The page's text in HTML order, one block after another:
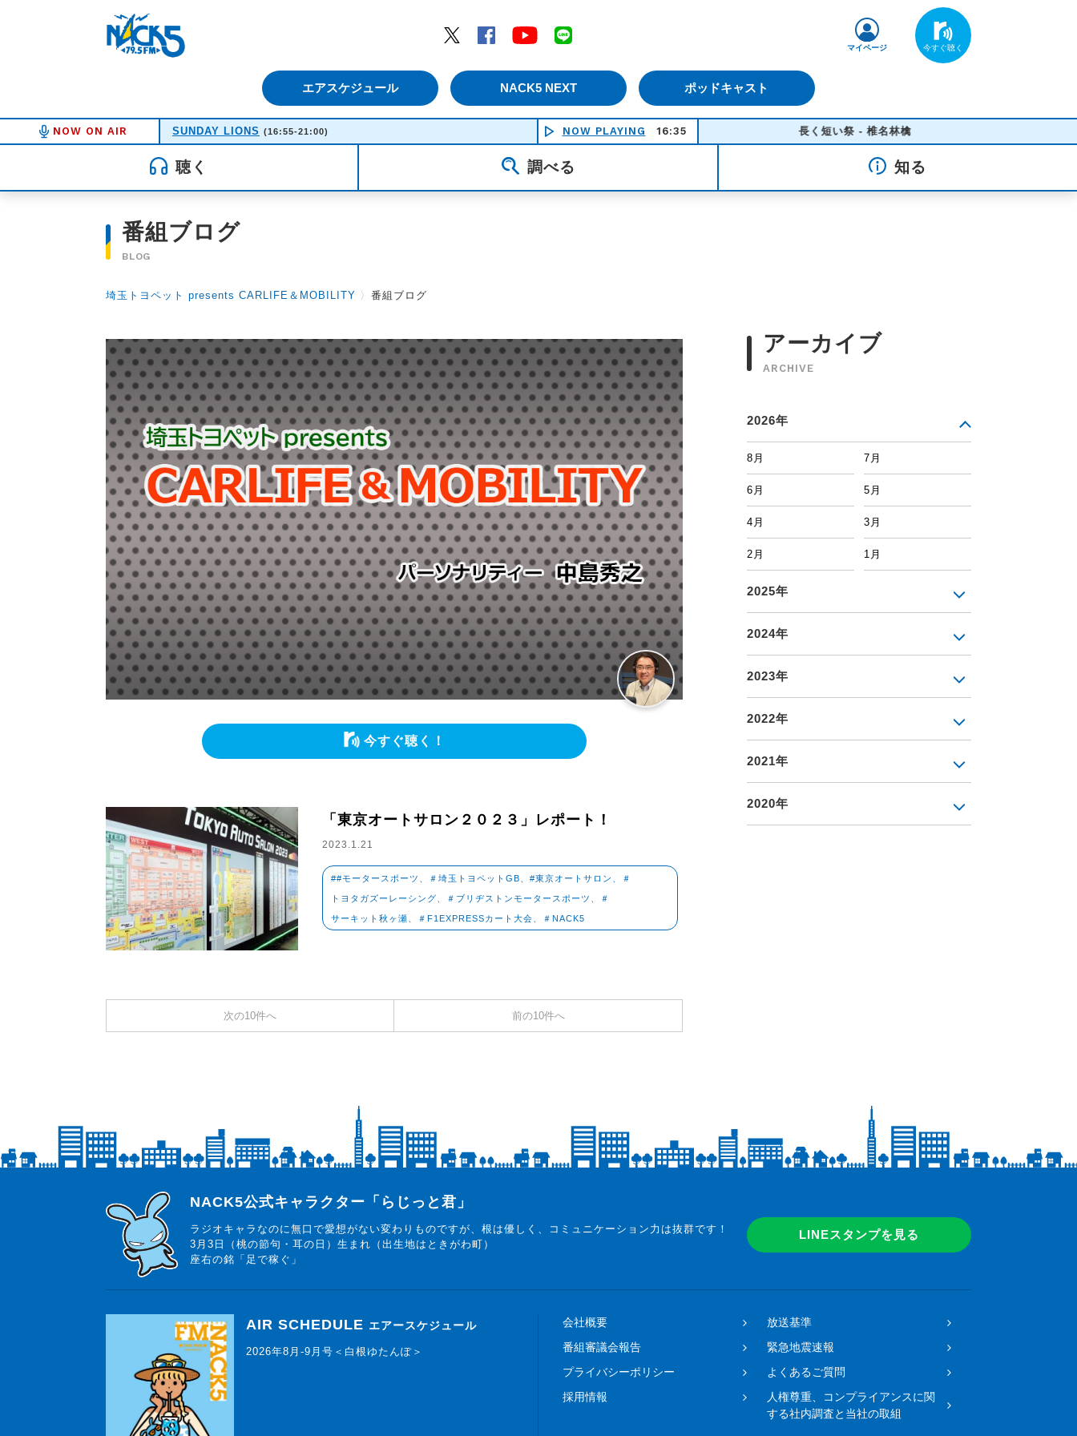
Twitter
Facebook YouTube
エアスケジュール NACK5 NEXT ポッドキャスト
マイページ
NOW ON AIR SUNDAY LIONS (16:55-21:00) NOW PLAYING 16:35 長く短い祭 - 椎名林檎
聴く 調べる 知る
番組ブログ
BLOG
埼玉トヨペット presents CARLIFE＆MOBILITY 〉 番組ブログ
今すぐ聴く！
「東京オートサロン２０２３」レポート！
2023.1.21
##モータースポーツ、＃埼玉トヨペットGB、#東京オートサロン、＃
トヨタガズーレーシング、＃ブリヂストンモータースポーツ、＃
サーキット秋ヶ瀬、＃F1EXPRESSカート大会、＃NACK5
次の10件へ 前の10件へ
アーカイブ
ARCHIVE
2026年
8月 7月
6月 5月
4月 3月
2月 1月
2025年
2024年
2023年
2022年
2021年
2020年
らじっと君
NACK5公式キャラクター「らじっと君」
ラジオキャラなのに無口で愛想がない変わりものですが、根は優しく、コミュニケーション力は抜群です！
3月3日（桃の節句・耳の日）生まれ（出生地はときがわ町）
座右の銘「足で稼ぐ」
LINEスタンプを見る
AIR SCHEDULE エアースケジュール
2026年8月-9月号＜白根ゆたんぽ＞
会社概要
放送基準
番組審議会報告
緊急地震速報
プライバシーポリシー
よくあるご質問
採用情報
人権尊重、コンプライアンスに関
する社内調査と当社の取組